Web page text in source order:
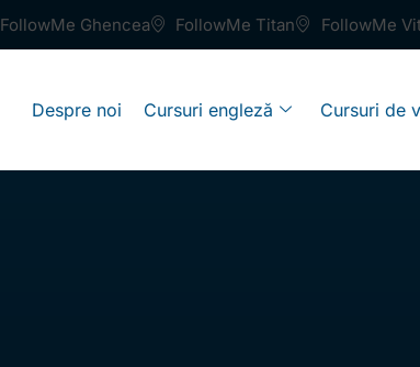
FollowMe Ghencea FollowMe Titan FollowMe
Despre noi Cursuri engleză Cursuri de